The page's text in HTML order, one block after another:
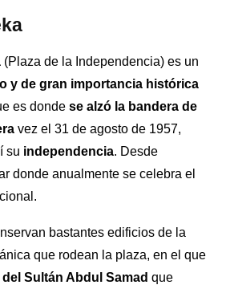
(Plaza de la Independencia) es un
y de gran importancia histórica
es donde se alzó la bandera de
vez el 31 de agosto de 1957,
su independencia. Desde
donde anualmente se celebra el
bastantes edificios de la
que rodean la plaza, en el que
Sultán Abdul Samad que